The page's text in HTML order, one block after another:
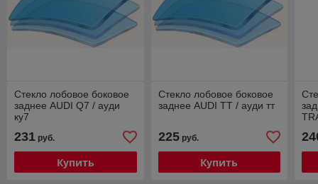
Стекло лобовое боковое
заднее AUDI Q7 / ауди
ку7
231 руб.
Купить
Стекло лобовое боковое
заднее AUDI TT / ауди тт
225руб.
Купить